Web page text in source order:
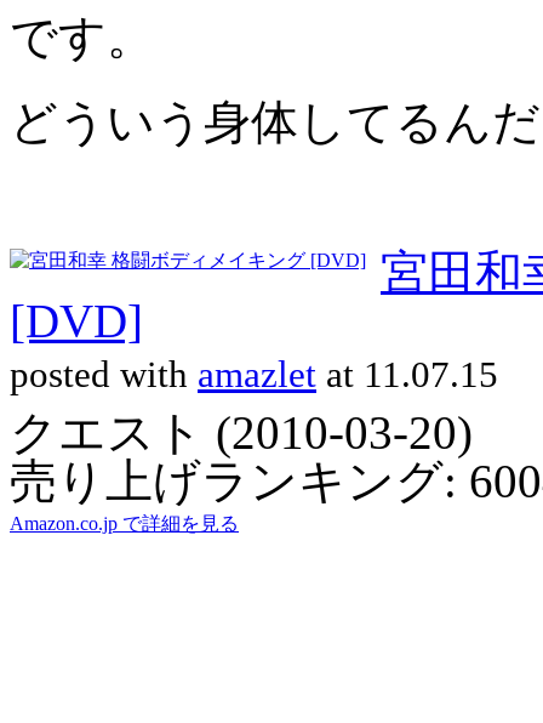
です。
どういう身体してるん
宮田和
[DVD]
posted with amazlet at 11.07.15
クエスト (2010-03-20)
売り上げランキング:
Amazon.co.jp で詳細を見る